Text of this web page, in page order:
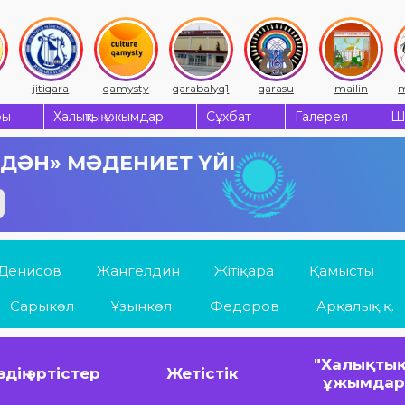
jitiqara qamysty qarabalyq1 qarasu mailin
Халықтық ұжымдар Сұхбат Галерея
МӘДЕНИЕТ ҮЙІ
Жангелдин Жітіқара Қамысты
Сарыкөл Ұзынкөл Федоров Арқалық қ.
әртістер Жетістік
ұжымдар